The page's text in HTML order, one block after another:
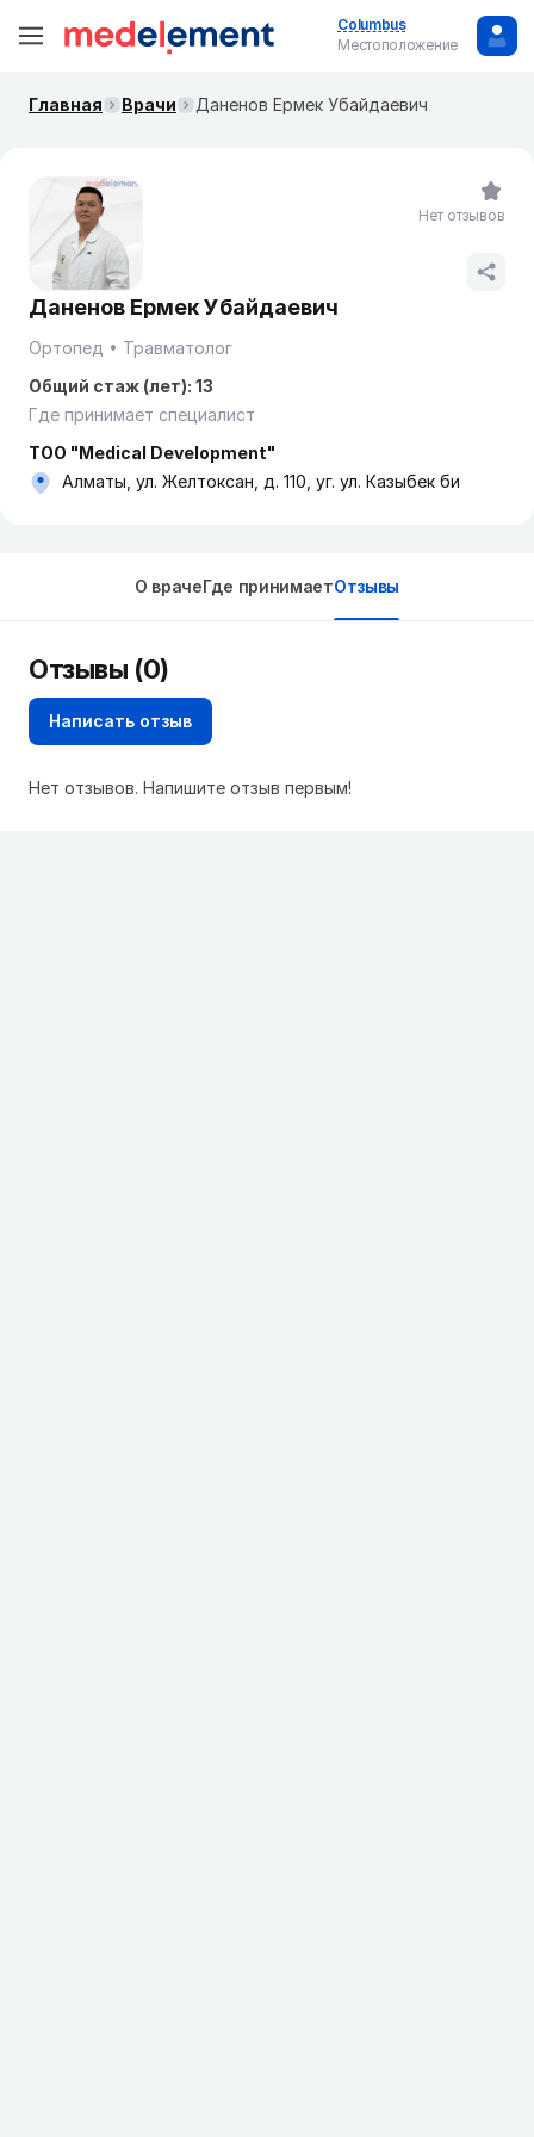
Columbus
Местоположение
Главная Врачи Даненов Ермек Убайдаевич
Даненов Ермек Убайдаевич
Ортопед
Травматолог
Общий стаж (лет): 13
Где принимает специалист
ТОО "Medical Development"
Алматы, ул. Желтоксан, д. 110, уг. ул. Казыбек би
Нет отзывов
О врачеГде принимаетОтзывы
Отзывы (0)
Написать отзыв
Нет отзывов. Напишите отзыв первым!